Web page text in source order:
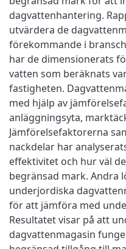
dagvattenhantering.
utvärdera de
förekommande i
har de dimensionerats
vatten som beräknats
fastigheten.
med hjälp av
anläggningsyta,
Jämförelsefaktorerna
nackdelar har
effektivitet och hur väl
begränsad mark. Andra
underjordiska
för att jämföra med
Resultatet visar på att
dagvattenmagasin